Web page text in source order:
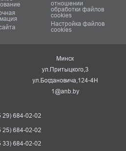
отношении
обработки файлов
cookies
Настройка файлов
cookies
Минск
ул.Притыцкого,3
ул.Богдановича,124-4Н
1@anb.by
29) 684-02-02
25) 684-02-02
33) 684-02-02